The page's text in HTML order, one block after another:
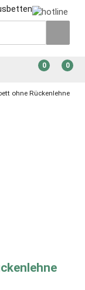
0
0
ohne Rückenlehne